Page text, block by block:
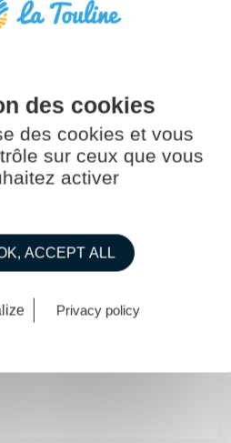
d'évolution
d'exercer par la suite le
de
des cookies et vous
sur ceux que vous
activer
ACCEPT ALL
Privacy policy